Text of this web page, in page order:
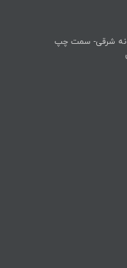
پونه شرقی- سمت چپ